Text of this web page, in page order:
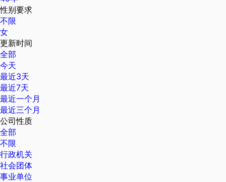
性别要求
不限
女
更新时间
全部
今天
最近3天
最近7天
最近一个月
最近三个月
公司性质
全部
不限
行政机关
社会团体
事业单位